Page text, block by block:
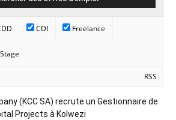
CDI Freelance
RSS
(KCC SA) recrute un Gestionnaire de
Projects à Kolwezi